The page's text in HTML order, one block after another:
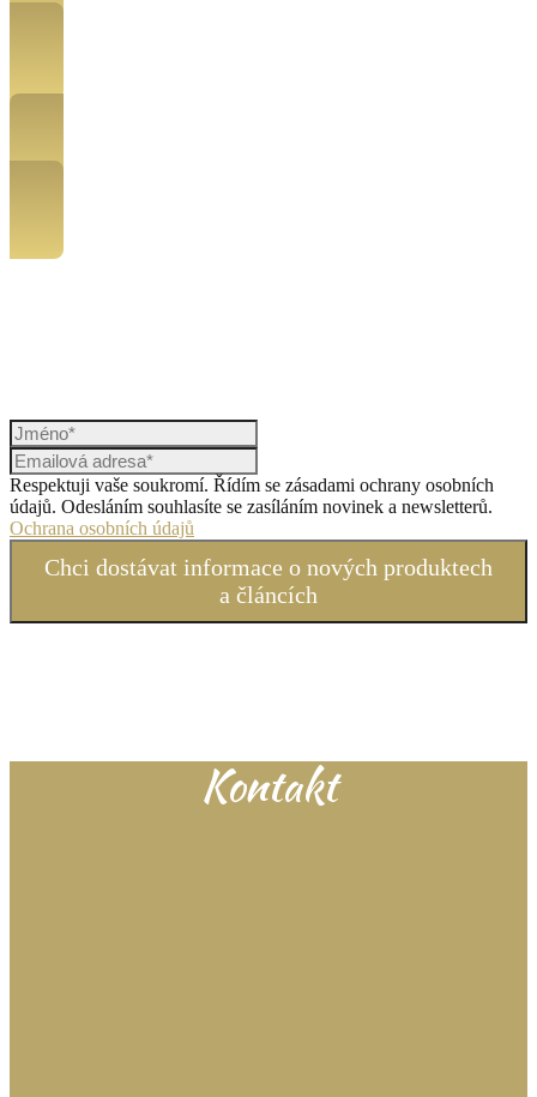
Stáhnout meditaci Rozcestí úspěchu
K meditaci Cesta do ženské energie
Respektuji vaše soukromí. Řídím se zásadami ochrany osobních
údajů. Odesláním souhlasíte se zasíláním novinek a newsletterů.
Ochrana osobních údajů
Chci dostávat informace o nových produktech
a článcích
Kontakt